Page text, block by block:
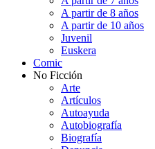
A partir de 8 años
A partir de 10 años
Juvenil
Euskera
Comic
No Ficción
Arte
Artículos
Autoayuda
Autobiografía
Biografía